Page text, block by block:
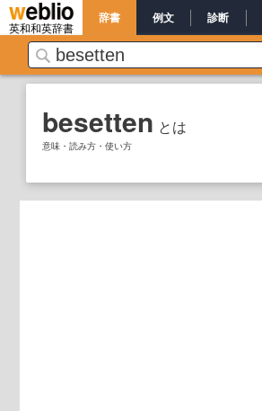
英和和英辞書
辞書 例文 診断
besetten とは
意味・読み方・使い方